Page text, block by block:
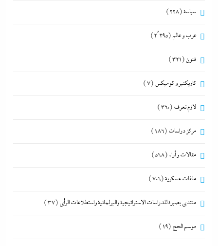
سياسة(228)
عرب و عالم (2٬295)
فنون (321)
كاريكتير و كوميكس (7)
لازم تعرف (360)
مركز دراسات (186)
مقالات و أراء (568)
ملفات عسكرية(706)
منتدى بصيرة للدراسات الاستراتيجية والبرلمانية واستطلاعات الرأى (37)
موسم الحج (19)